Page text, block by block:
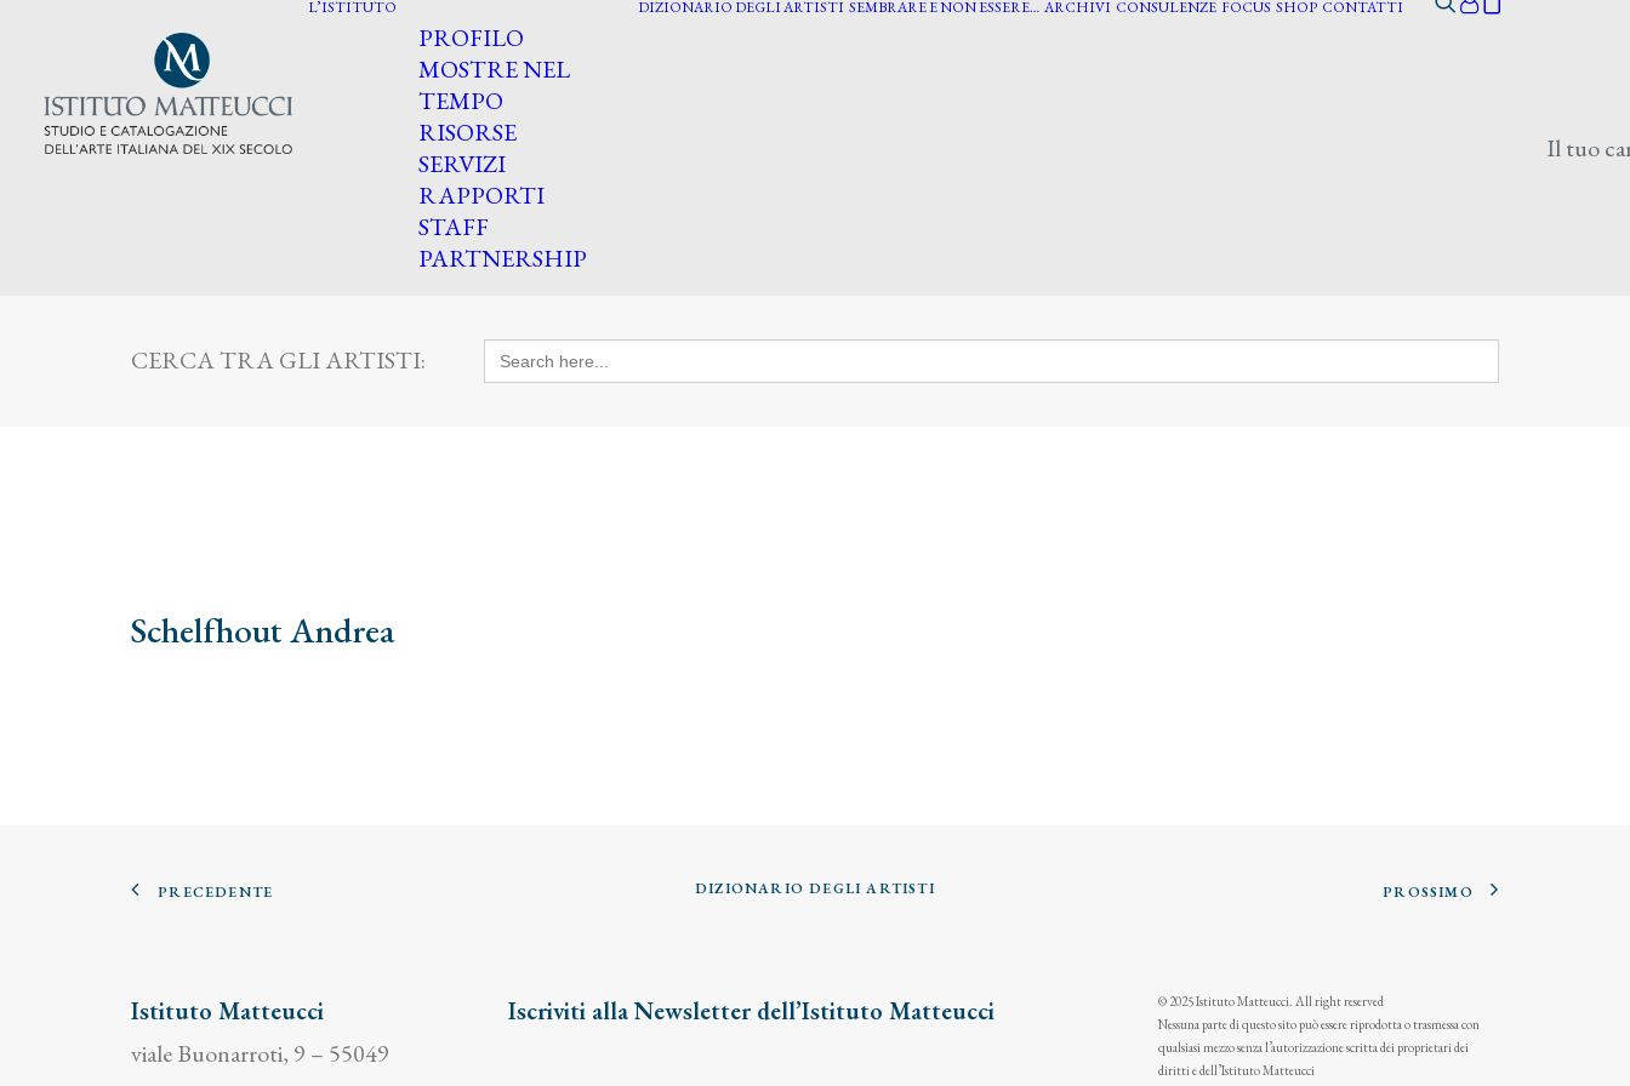
L’ISTITUTO
PROFILO
MOSTRE NEL
TEMPO
RISORSE
SERVIZI
RAPPORTI
STAFF
PARTNERSHIP
DIZIONARIO DEGLI ARTISTI SEMBRARE E NON ESSERE… ARCHIVI CONSULENZE FOCUS SHOP CONTATTI
Il tuo
CERCA TRA GLI ARTISTI: Search
for:
Schelfhout Andrea
PRECEDENTE DIZIONARIO DEGLI ARTISTI PROSSIMO
Istituto Matteucci
viale Buonarroti, 9 – 55049
Iscriviti alla Newsletter dell’Istituto Matteucci
© 2025 Istituto Matteucci. All right reserved
Nessuna parte di questo sito può essere riprodotta o trasmessa con
qualsiasi mezzo senza l’autorizzazione scritta dei proprietari dei
diritti e dell’Istituto Matteucci